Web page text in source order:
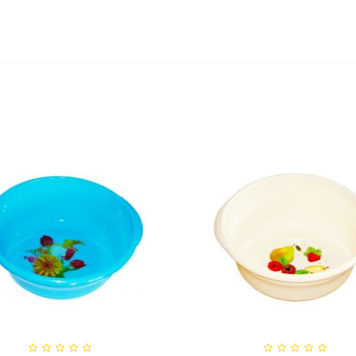
Модерн Максимум 15Л
(h 610) Цв....
руб
Кашпо Геометрия (0,8л.)
Лаванда (Арт....
119,28 руб